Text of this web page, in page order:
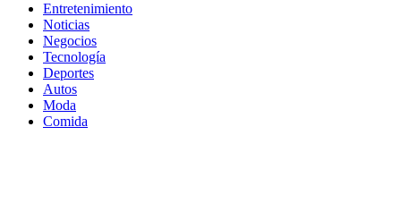
Entretenimiento
Noticias
Negocios
Tecnología
Deportes
Autos
Moda
Comida